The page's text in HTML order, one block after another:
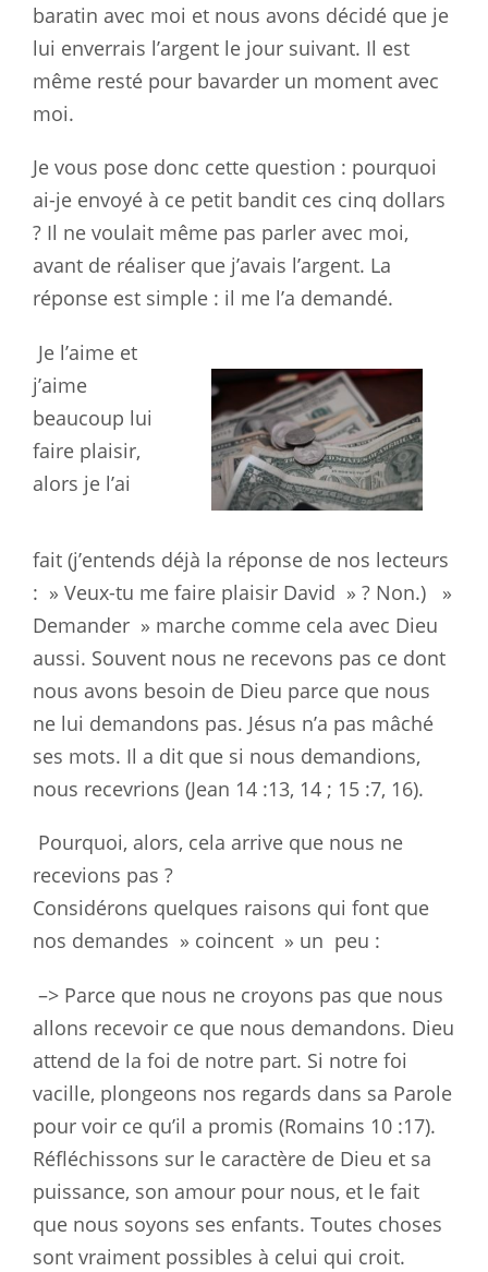
baratin avec moi et nous avons décidé que je
lui enverrais l’argent le jour suivant. Il est
même resté pour bavarder un moment avec
moi.
Je vous pose donc cette question : pourquoi
ai-je envoyé à ce petit bandit ces cinq dollars
? Il ne voulait même pas parler avec moi,
avant de réaliser que j’avais l’argent. La
réponse est simple : il me l’a demandé.
Je l’aime et
j’aime
beaucoup lui
faire plaisir,
alors je l’ai
fait (j’entends déjà la réponse de nos lecteurs
: » Veux-tu me faire plaisir David » ? Non.)
»
Demander » marche comme cela avec Dieu
aussi. Souvent nous ne recevons pas ce dont
nous avons besoin de Dieu parce que nous
ne lui demandons pas. Jésus n’a pas mâché
ses mots. Il a dit que si nous demandions,
nous recevrions (Jean 14 :13, 14 ; 15 :7, 16).
Pourquoi, alors, cela arrive que nous ne
recevions pas ?
Considérons quelques raisons qui font que
nos demandes » coincent » un peu :
–> Parce que nous ne croyons pas que nous
allons recevoir ce que nous demandons. Dieu
attend de la foi de notre part. Si notre foi
vacille, plongeons nos regards dans sa Parole
pour voir ce qu’il a promis (Romains 10 :17).
Réfléchissons sur le caractère de Dieu et sa
puissance, son amour pour nous, et le fait
que nous soyons ses enfants. Toutes choses
sont vraiment possibles à celui qui croit.